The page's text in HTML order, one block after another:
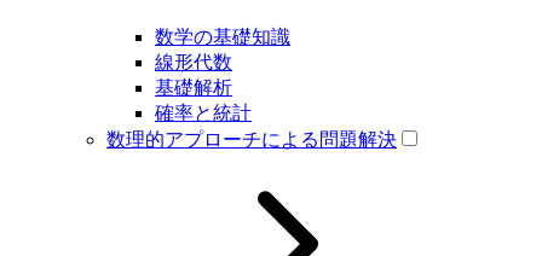
数学の基礎知識
線形代数
基礎解析
確率と統計
数理的アプローチによる問題解決